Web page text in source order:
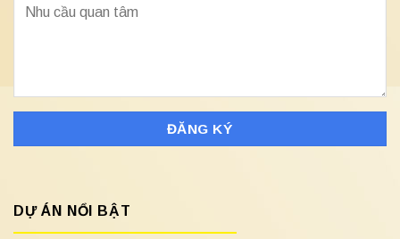
DỰ ÁN NỔI BẬT